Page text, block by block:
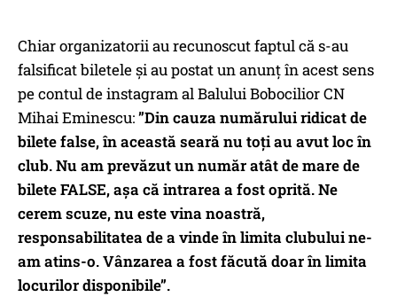
Chiar organizatorii au recunoscut faptul că s-au
falsificat biletele și au postat un anunț în acest sens
pe contul de instagram al Balului Bobocilior CN
Mihai Eminescu:”Din cauza numărului ridicat de
bilete false, în această seară nu toți au avut loc în
club. Nu am prevăzut un număr atât de mare de
bilete FALSE, așa că intrarea a fost oprită. Ne
cerem scuze, nu este vina noastră,
responsabilitatea de a vinde în limita clubului ne-
am atins-o. Vânzarea a fost făcută doar în limita
locurilor disponibile”.